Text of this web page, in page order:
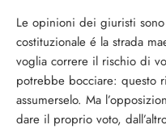
Le opinioni dei giuristi
costituzionale é la strada
voglia correre il rischio di
potrebbe bocciare: questo
assumerselo. Ma
dare il proprio voto,